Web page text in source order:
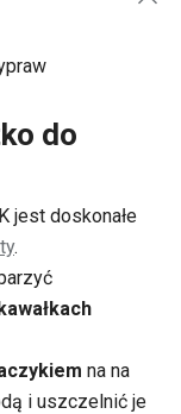
do
jest doskonałe
.
na na
i uszczelnić je